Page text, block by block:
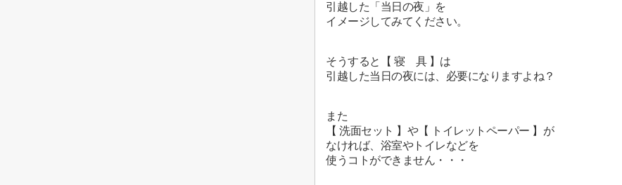
引越した「当日の夜」を
イメージしてみてください。
そうすると【 寝 具 】は
引越した当日の夜には、必要になりますよね？
また
【 洗面セット 】や【 トイレットペーパー 】が
なければ、浴室やトイレなどを
使うコトができません・・・